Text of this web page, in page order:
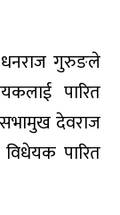
धनराज गुरुङले
पारित
सभामुख देवराज
विधेयक पारित